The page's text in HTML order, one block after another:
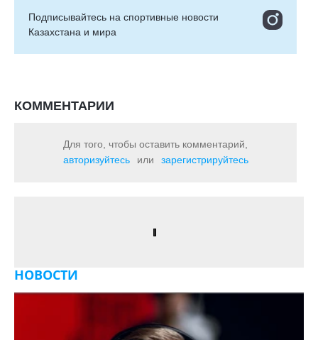
Подписывайтесь на cпортивные новости
Казахстана и мира
КОММЕНТАРИИ
Для того, чтобы оставить комментарий,
авторизуйтесь
или зарегистрируйтесь
НОВОСТИ